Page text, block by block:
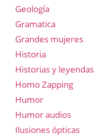
Geología
Gramatica
Grandes mujeres
Historia
Historias y leyendas
Homo Zapping
Humor
Humor audios
Ilusiones ópticas